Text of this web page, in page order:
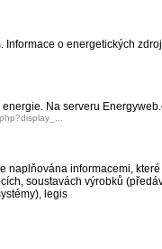
Informace o energetických
Na serveru
naplňována informacemi,
soustavách výrobků
legis